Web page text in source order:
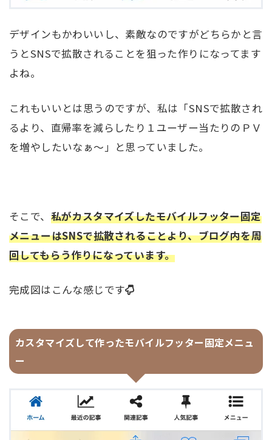
デザインもかわいいし、素敵なのですがどちらかと言
うとSNSで拡散されることを狙った作りになってます
よね。
これもいいとは思うのですが、私は「SNSで拡散され
るより、直帰率を減らしたり１ユーザー当たりのＰＶ
を増やしたいなぁ～」と思っていました。
そこで、 私がカスタマイズしたモバイルフッター固定
メニューはSNSで拡散されることより、ブログ内を周
回してもらう作りになっています。
完成図はこんな感じです
カスタマイズして作ったモバイルフッター固定メニュ
ー